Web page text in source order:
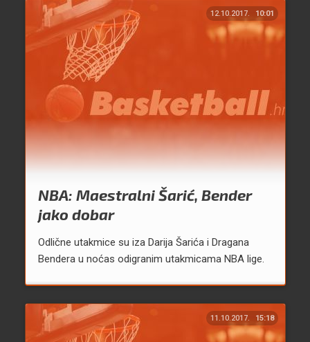
12.10.2017. 10:01
NBA: Maestralni Šarić, Bender
jako dobar
Odlične utakmice su iza Darija Šarića i Dragana
Bendera u noćas odigranim utakmicama NBA lige.
11.10.2017. 15:18